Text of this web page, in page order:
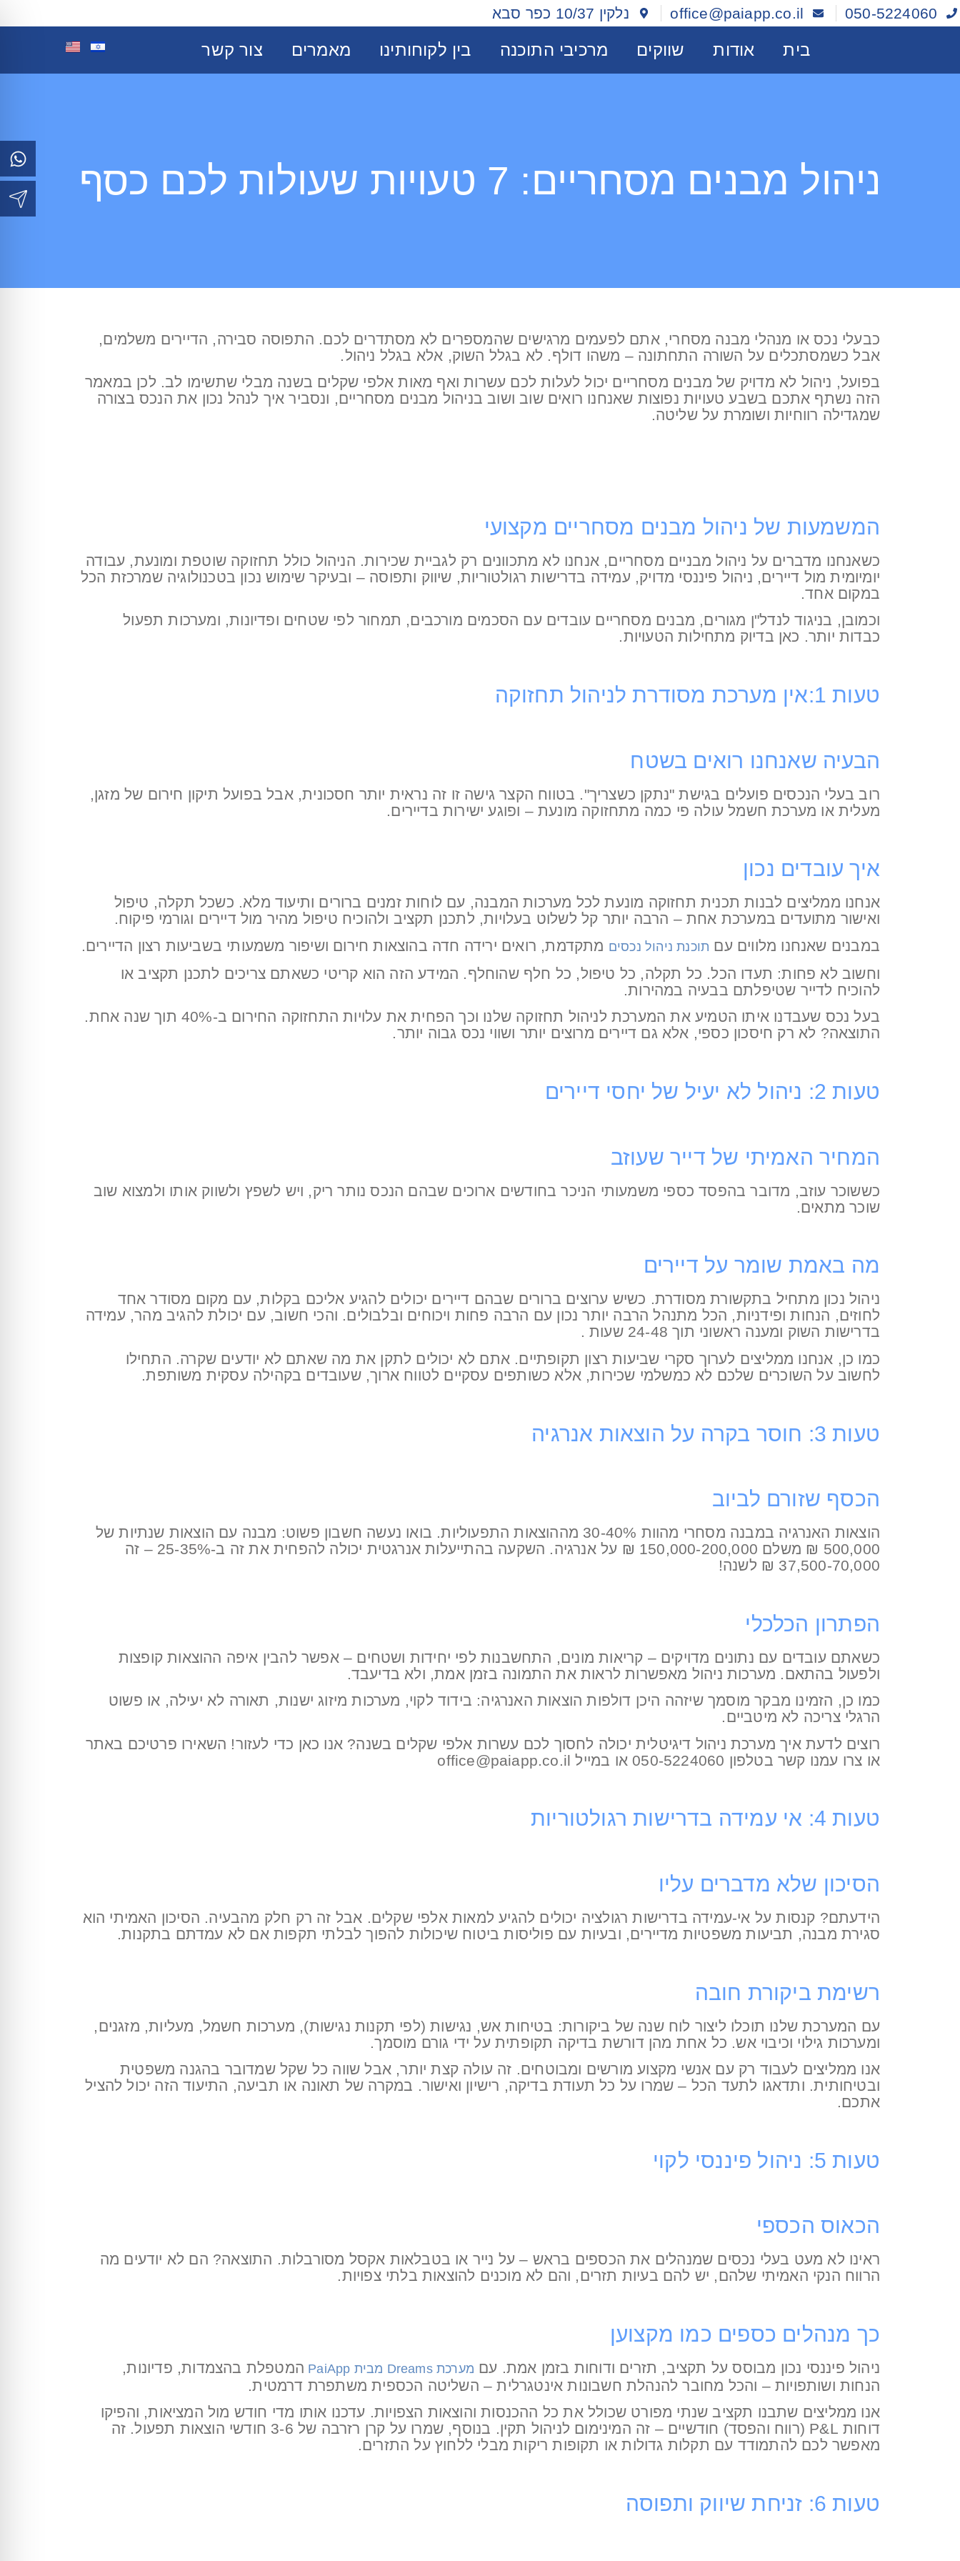
050-5224060
office@paiapp.co.il נלקין 10/37 כפר סבא
בית אודות שווקים מרכיבי התוכנה בין לקוחותינו מאמרים צור קשר
ניהול מבנים מסחריים: 7 טעויות שעולות לכם כסף
כבעלי נכס או מנהלי מבנה מסחרי, אתם לפעמים מרגישים שהמספרים לא מסתדרים לכם. התפוסה סבירה, הדיירים משלמים,
אבל כשמסתכלים על השורה התחתונה – משהו דולף. לא בגלל השוק, אלא בגלל ניהול.
בפועל, ניהול לא מדויק של מבנים מסחריים יכול לעלות לכם עשרות ואף מאות אלפי שקלים בשנה מבלי שתשימו לב. לכן במאמר
הזה נשתף אתכם בשבע טעויות נפוצות שאנחנו רואים שוב ושוב בניהול מבנים מסחריים, ונסביר איך לנהל נכון את הנכס בצורה
שמגדילה רווחיות ושומרת על שליטה.
המשמעות של ניהול מבנים מסחריים מקצועי
כשאנחנו מדברים על ניהול מבניים מסחריים, אנחנו לא מתכוונים רק לגביית שכירות. הניהול כולל תחזוקה שוטפת ומונעת, עבודה
יומיומית מול דיירים, ניהול פיננסי מדויק, עמידה בדרישות רגולטוריות, שיווק ותפוסה – ובעיקר שימוש נכון בטכנולוגיה שמרכזת הכל
במקום אחד.
וכמובן, בניגוד לנדל"ן מגורים, מבנים מסחריים עובדים עם הסכמים מורכבים, תמחור לפי שטחים ופדיונות, ומערכות תפעול
כבדות יותר. כאן בדיוק מתחילות הטעויות.
טעות 1:אין מערכת מסודרת לניהול תחזוקה
הבעיה שאנחנו רואים בשטח
רוב בעלי הנכסים פועלים בגישת "נתקן כשצריך". בטווח הקצר גישה זו זה נראית יותר חסכונית, אבל בפועל תיקון חירום של מזגן,
מעלית או מערכת חשמל עולה פי כמה מתחזוקה מונעת – ופוגע ישירות בדיירים.
איך עובדים נכון
אנחנו ממליצים לבנות תכנית תחזוקה מונעת לכל מערכות המבנה, עם לוחות זמנים ברורים ותיעוד מלא. כשכל תקלה, טיפול
ואישור מתועדים במערכת אחת – הרבה יותר קל לשלוט בעלויות, לתכנן תקציב ולהוכיח טיפול מהיר מול דיירים וגורמי פיקוח.
במבנים שאנחנו מלווים עם תוכנת ניהול נכסים מתקדמת, רואים ירידה חדה בהוצאות חירום ושיפור משמעותי בשביעות רצון הדיירים.
וחשוב לא פחות: תעדו הכל. כל תקלה, כל טיפול, כל חלף שהוחלף. המידע הזה הוא קריטי כשאתם צריכים לתכנן תקציב או
להוכיח לדייר שטיפלתם בבעיה במהירות.
בעל נכס שעבדנו איתו הטמיע את המערכת לניהול תחזוקה שלנו וכך הפחית את עלויות התחזוקה החירום ב-40% תוך שנה אחת.
התוצאה? לא רק חיסכון כספי, אלא גם דיירים מרוצים יותר ושווי נכס גבוה יותר.
טעות 2: ניהול לא יעיל של יחסי דיירים
המחיר האמיתי של דייר שעוזב
כששוכר עוזב, מדובר בהפסד כספי משמעותי הניכר בחודשים ארוכים שבהם הנכס נותר ריק, ויש לשפץ ולשווק אותו ולמצוא שוב
שוכר מתאים.
מה באמת שומר על דיירים
ניהול נכון מתחיל בתקשורת מסודרת. כשיש ערוצים ברורים שבהם דיירים יכולים להגיע אליכם בקלות, עם מקום מסודר אחד
לחוזים, הנחות ופידניות, הכל מתנהל הרבה יותר נכון עם הרבה פחות ויכוחים ובלבולים. והכי חשוב, עם יכולת להגיב מהר, עמידה
בדרישות השוק ומענה ראשוני תוך 24-48 שעות .
כמו כן, אנחנו ממליצים לערוך סקרי שביעות רצון תקופתיים. אתם לא יכולים לתקן את מה שאתם לא יודעים שקרה. התחילו
לחשוב על השוכרים שלכם לא כמשלמי שכירות, אלא כשותפים עסקיים לטווח ארוך, שעובדים בקהילה עסקית משותפת.
טעות 3: חוסר בקרה על הוצאות אנרגיה
הכסף שזורם לביוב
הוצאות האנרגיה במבנה מסחרי מהוות 30-40% מההוצאות התפעוליות. בואו נעשה חשבון פשוט: מבנה עם הוצאות שנתיות של
500,000 ₪ משלם 150,000-200,000 ₪ על אנרגיה. השקעה בהתייעלות אנרגטית יכולה להפחית את זה ב-25-35% – זה
37,500-70,000 ₪ לשנה!
הפתרון הכלכלי
כשאתם עובדים עם נתונים מדויקים – קריאות מונים, התחשבנות לפי יחידות ושטחים – אפשר להבין איפה ההוצאות קופצות
ולפעול בהתאם. מערכות ניהול מאפשרות לראות את התמונה בזמן אמת, ולא בדיעבד.
כמו כן, הזמינו מבקר מוסמך שיזהה היכן דולפות הוצאות האנרגיה: בידוד לקוי, מערכות מיזוג ישנות, תאורה לא יעילה, או פשוט
הרגלי צריכה לא מיטביים.
רוצים לדעת איך מערכת ניהול דיגיטלית יכולה לחסוך לכם עשרות אלפי שקלים בשנה? אנו כאן כדי לעזור! השאירו פרטיכם באתר
או צרו עמנו קשר בטלפון 050-5224060 או במייל office@paiapp.co.il
טעות 4: אי עמידה בדרישות רגולטוריות
הסיכון שלא מדברים עליו
הידעתם? קנסות על אי-עמידה בדרישות רגולציה יכולים להגיע למאות אלפי שקלים. אבל זה רק חלק מהבעיה. הסיכון האמיתי הוא
סגירת מבנה, תביעות משפטיות מדיירים, ובעיות עם פוליסות ביטוח שיכולות להפוך לבלתי תקפות אם לא עמדתם בתקנות.
רשימת ביקורת חובה
עם המערכת שלנו תוכלו ליצור לוח שנה של ביקורות: בטיחות אש, נגישות (לפי תקנות נגישות), מערכות חשמל, מעליות, מזגנים,
ומערכות גילוי וכיבוי אש. כל אחת מהן דורשת בדיקה תקופתית על ידי גורם מוסמך.
אנו ממליצים לעבוד רק עם אנשי מקצוע מורשים ומבוטחים. זה עולה קצת יותר, אבל שווה כל שקל שמדובר בהגנה משפטית
ובטיחותית. ותדאגו לתעד הכל – שמרו על כל תעודת בדיקה, רישיון ואישור. במקרה של תאונה או תביעה, התיעוד הזה יכול להציל
אתכם.
טעות 5: ניהול פיננסי לקוי
הכאוס הכספי
ראינו לא מעט בעלי נכסים שמנהלים את הכספים בראש – על נייר או בטבלאות אקסל מסורבלות. התוצאה? הם לא יודעים מה
הרווח הנקי האמיתי שלהם, יש להם בעיות תזרים, והם לא מוכנים להוצאות בלתי צפויות.
כך מנהלים כספים כמו מקצוען
ניהול פיננסי נכון מבוסס על תקציב, תזרים ודוחות בזמן אמת. עם מערכת Dreams מבית PaiApp
המטפלת בהצמדות, פדיונות,
הנחות ושותפויות – והכל מחובר להנהלת חשבונות אינטגרלית – השליטה הכספית משתפרת דרמטית.
אנו ממליצים שתבנו תקציב שנתי מפורט שכולל את כל ההכנסות והוצאות הצפויות. עדכנו אותו מדי חודש מול המציאות, והפיקו
דוחות P&L (רווח והפסד) חודשיים – זה המינימום לניהול תקין. בנוסף, שמרו על קרן רזרבה של 3-6 חודשי הוצאות תפעול. זה
מאפשר לכם להתמודד עם תקלות גדולות או תקופות ריקות מבלי ללחוץ על התזרים.
טעות 6: זניחת שיווק ותפוסה